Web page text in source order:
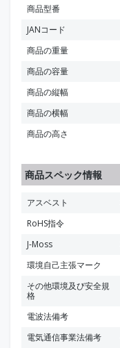
商品型番
JANコード
商品の重量
商品の容量
商品の縦幅
商品の横幅
商品の高さ
商品スペック情報
アスベスト
RoHS指令
J-Moss
環境自己主張マーク
その他環境及び安全規
格
電波法備考
電気通信事業法備考